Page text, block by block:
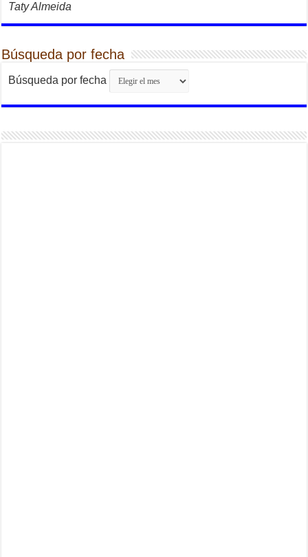
Taty Almeida
Búsqueda por fecha
Búsqueda por fecha